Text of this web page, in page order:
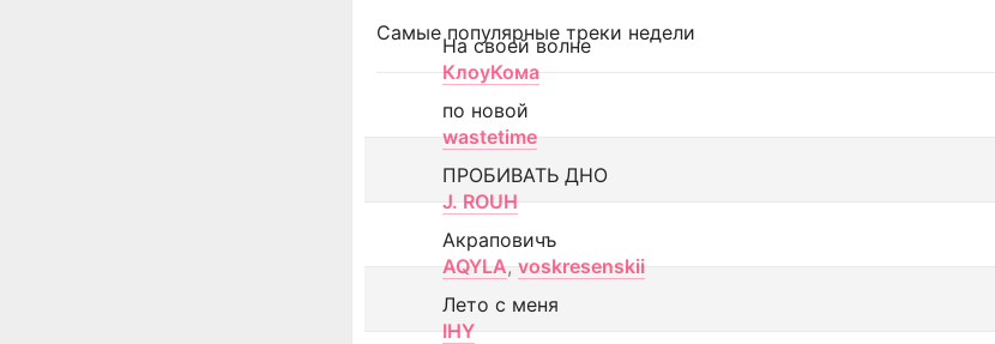
Самые популярные треки недели
На своей волне
КлоуКома
по новой
wastetime
ПРОБИВАТЬ ДНО
J. ROUH
Акраповичъ
AQYLA, voskresenskii
Лето с меня
IHY